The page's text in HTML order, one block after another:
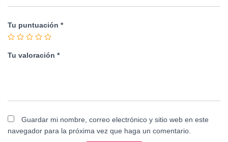
Tu puntuación *
Tu valoración *
Guardar mi nombre, correo electrónico y sitio web en este
navegador para la próxima vez que haga un comentario.